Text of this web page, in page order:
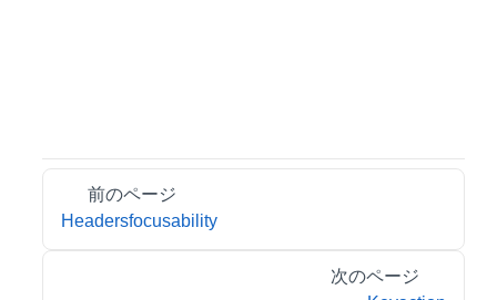
前のページ
Headersfocusability
次のページ